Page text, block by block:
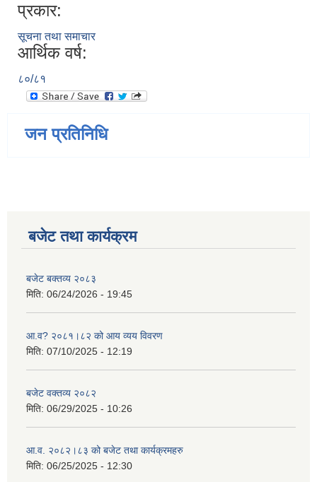
प्रकार:
सूचना तथा समाचार
आर्थिक वर्ष:
८०/८१
जन प्रतिनिधि
बजेट तथा कार्यक्रम
बजेट बक्तव्य २०८३
मिति: 06/24/2026 - 19:45
आ.व? २०८१।८२ को आय व्यय विवरण
मिति: 07/10/2025 - 12:19
बजेट वक्तव्य २०८२
मिति: 06/29/2025 - 10:26
आ.व. २०८२।८३ को बजेट तथा कार्यक्रमहरु
मिति: 06/25/2025 - 12:30